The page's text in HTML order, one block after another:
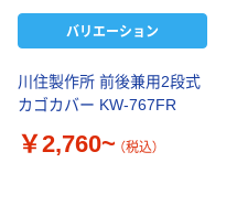
バリエーション
川住製作所 前後兼用2段式
カゴカバー KW-767FR
￥2,760~ （税込）